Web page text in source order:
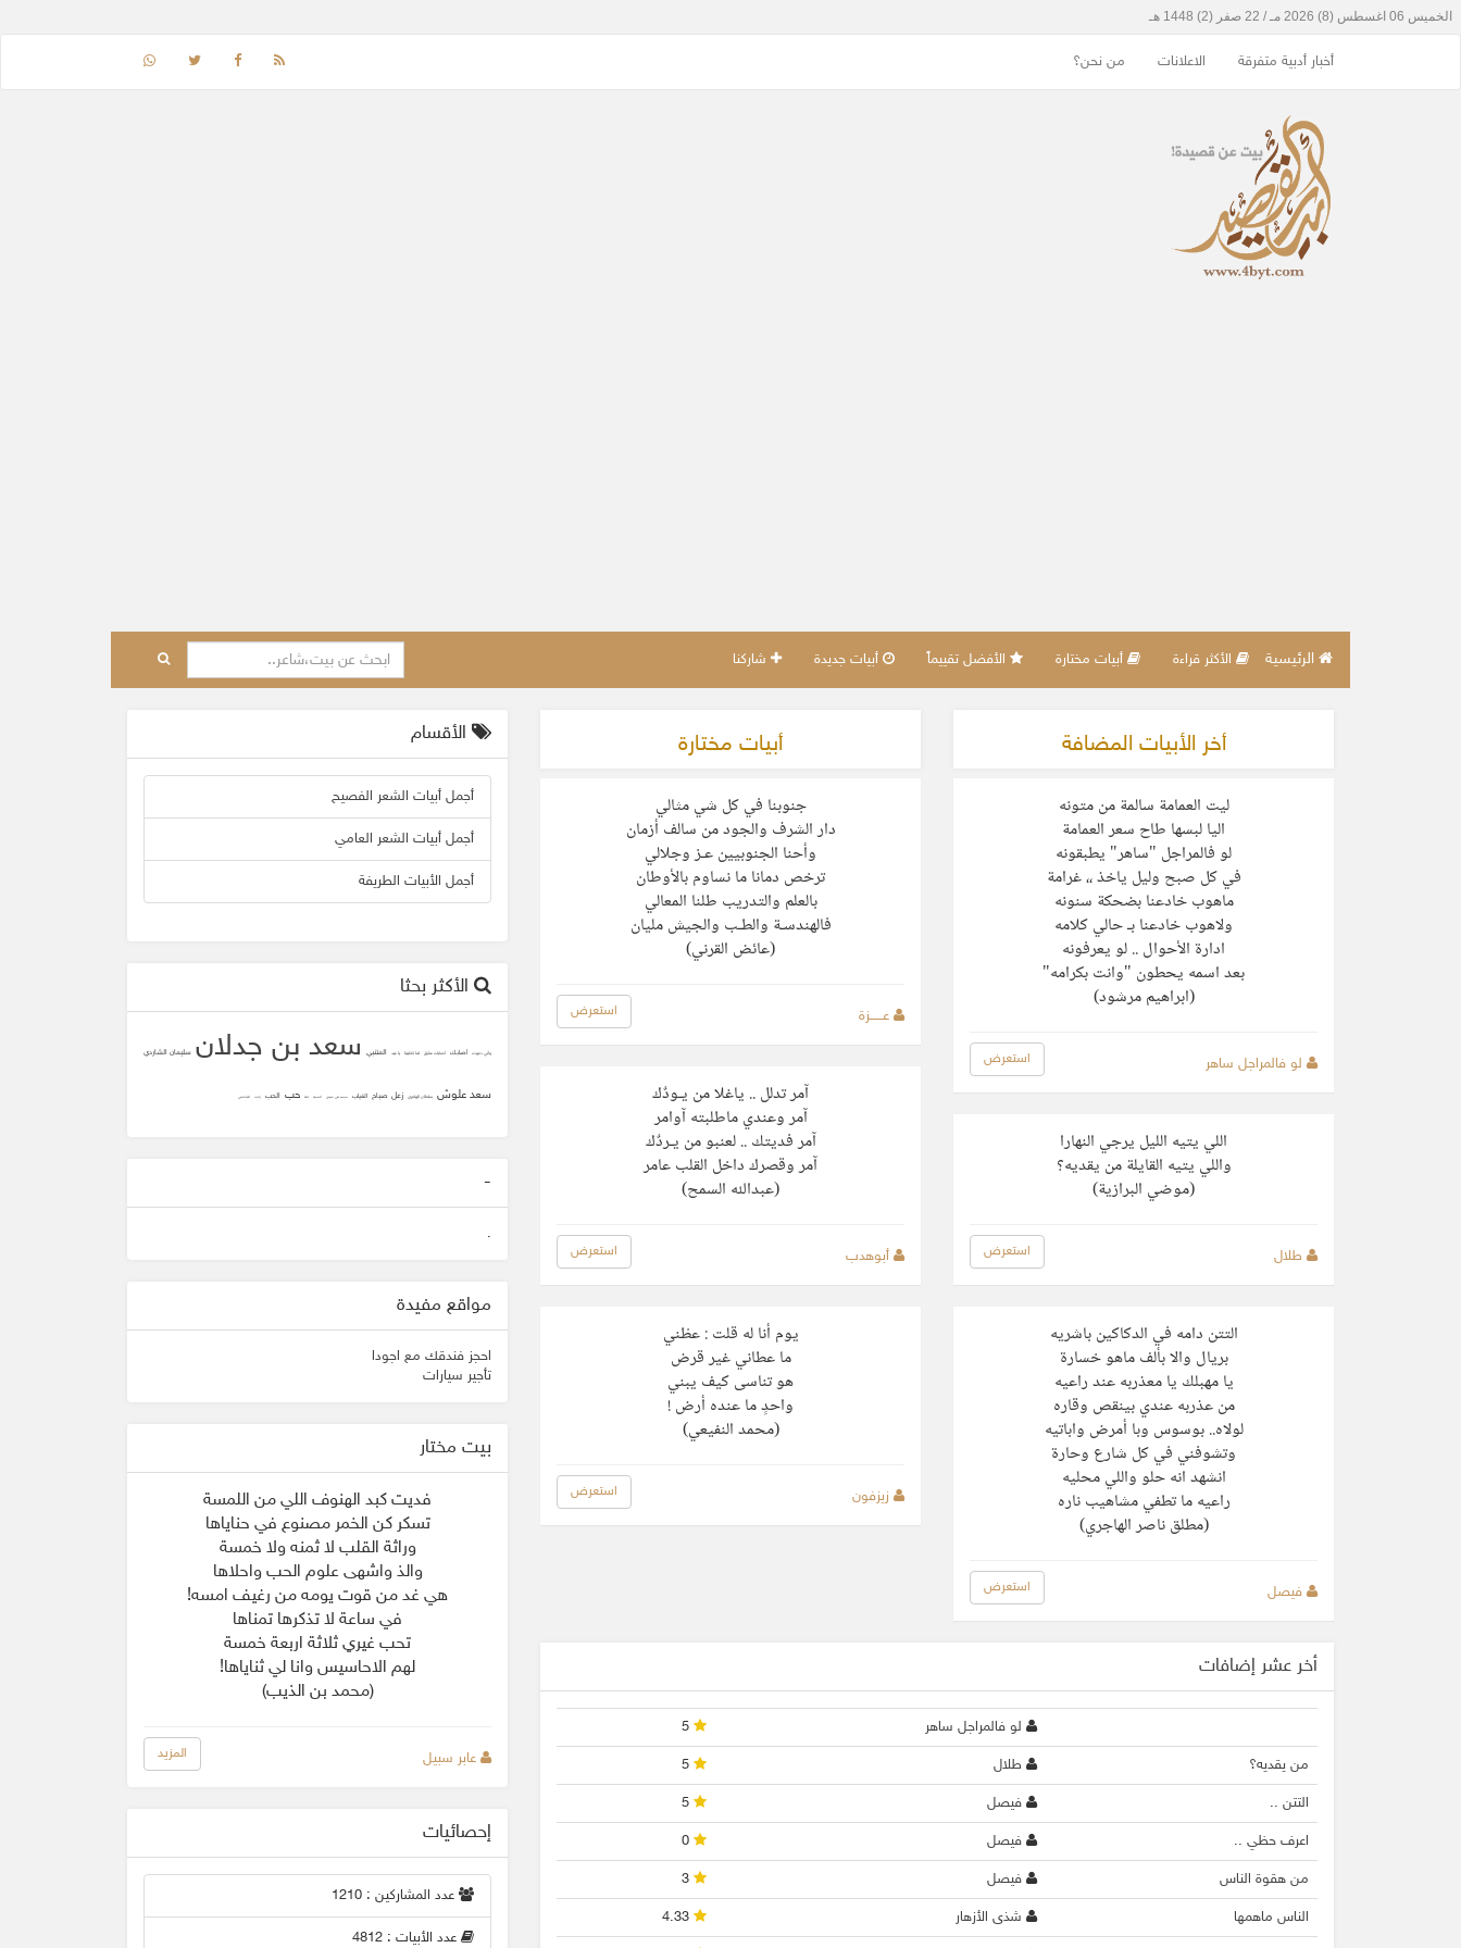
أخبار أدبية متفرقة الاعلانات من نحن؟
الرئيسية الأكثر قراءة أبيات مختارة الأفضل تقييماً أبيات جديدة شاركنا
أخر الأبيات المضافة
‏ليت العمامة سالمة من متونه
‏اليا لبسها طاح سعر العمامة
‏لو فالمراجل "ساهر" يطبقونه
‏في كل صبح وليل ياخذ ،، غرامة
‏ماهوب خادعنا بضحكة سنونه
‏ولاهوب خادعنا بـ حالي كلامه
ادارة الأحوال .. لو يعرفونه
‏بعد اسمه يحطون "وانت بكرامه"
(ابراهيم مرشود)
لو فالمراجل ساهر استعرض
اللي يتيه الليل يرجي النهارا
واللي يتيه القايلة من يقديه؟
(موضي البرازية)
طلال استعرض
التتن دامه في الدكاكين باشريه
بريال والا بألف ماهو خسارة
يا مهبلك يا معذربه عند راعيه
من عذربه عندي بينقص وقاره
لولاه.. بوسوس وبا أمرض واباتيه
وتشوفني في كل شارع وحارة
انشهد انه حلو واللي محليه
راعيه ما تطفي مشاهيب ناره
(مطلق ناصر الهاجري)
فيصل استعرض
أبيات مختارة
جنوبنا في كل شي مثالي
دار الشرف والجود من سالف أزمان
وأحنا الجنوبيين عـز وجلالي
ترخص دمانا ما نساوم بالأوطان
بالعلم والتدريب طلنا المعالي
فالهندسـة والطـب والجيش مليان
(عائض القرني)
عــــــزة استعرض
آمر تدلل .. ياغلا من يـودٌك
آمر وعندي ماطلبته آوامر
آمر فديتك .. لعنبو من يـردٌك
آمر وقصرك داخل القلب عامر
(عبدالله السمح)
أبوهدب استعرض
‏يوم أنا له قلت : عطْني
‏ما عطاني غير قرض
‏هو تناسى كيف يبني
‏واحدٍ ما عنده أرض !
‏(محمد النفيعي)
زيزفون استعرض
أخر عشر إضافات
لو فالمراجل ساهر
من يقديه؟ طلال
التتن .. فيصل
اعرف حظي .. فيصل
من هقوة الناس فيصل
الناس ماهمها شذى الأزهار
الأقسام
أجمل أبيات الشعر الفصيح
أجمل أبيات الشعر العامي
أجمل الأبيات الطريفة
الأكثر بحثا
وأني دعوت أصابك أصابك عشق لما تلاقينا يا عيد المتنبي سعد بن جدلان سليمان الشاردي
سعد علوش سلطان الهاجري زعل صباح الغياب محمد علي جنيدي المحبه ثقه حب الحب زانت الشافعي
-
.
مواقع مفيدة
احجز فندقك مع اجودا
تأجير سيارات
بيت مختار
فديت كبد الهنوف اللي من اللمسة
تسكر كن الخمر مصنوع في حناياها
وراثة القلب لا ثمنه ولا خمسة
والذ واشهى علوم الحب واحلاها
هي غد من قوت يومه من رغيف امسه!
في ساعة لا تذكرها تمناها
تحب غيري ثلاثة اربعة خمسة
لهم الاحاسيس وانا لي ثناياها!
(محمد بن الذيب)
عابر سبيل المزيد
إحصائيات
عدد المشاركين : 1210
عدد الأبيات : 4812